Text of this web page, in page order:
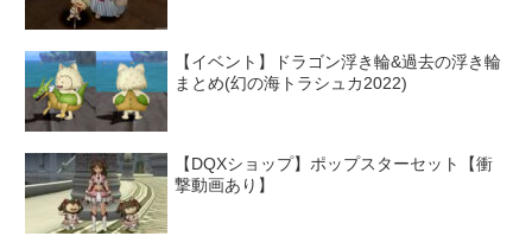
【イベント】ドラゴン浮き輪&過去の浮き輪
まとめ(幻の海トラシュカ2022)
【DQXショップ】ポップスターセット【衝
撃動画あり】